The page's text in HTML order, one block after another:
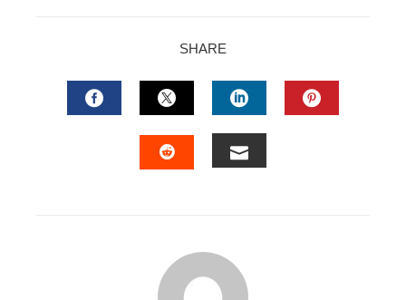
SHARE
FACEBOOKTWITTERLINKEDIN